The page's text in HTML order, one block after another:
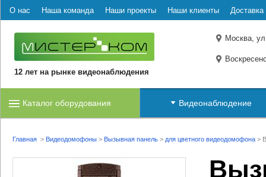
О нас Наша команда Наши проекты Наши клиенты Доставка
12 лет на рынке видеонаблюдения
Москва,
Каталог оборудования Видеонаблюдение
Главная > Видеодомофоны > Вызывная панель > для цветного видеодомофона >